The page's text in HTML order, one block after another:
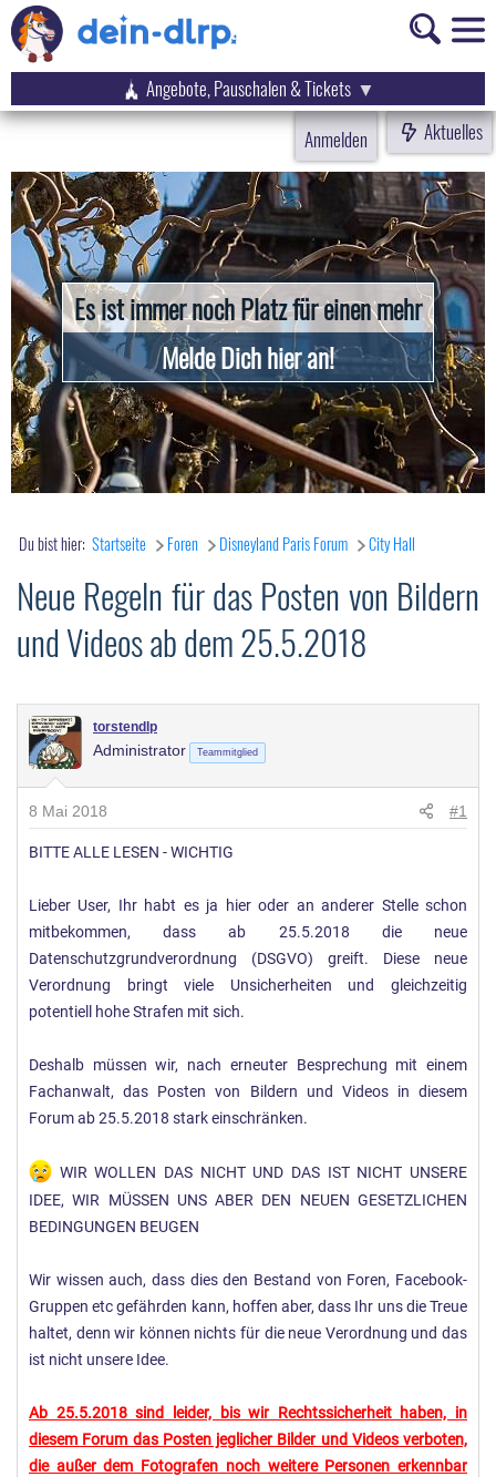
Angebote, Pauschalen & Tickets
Anmelden
Aktuelles
Es ist immer noch Platz für einen mehr
Melde Dich hier an!
Du bist hier: Startseite Foren Disneyland Paris Forum City Hall
Neue Regeln für das Posten von Bildern
und Videos ab dem 25.5.2018
torstendlp
Administrator Teammitglied
8 Mai 2018 #1
BITTE ALLE LESEN - WICHTIG
Lieber User, Ihr habt es ja hier oder an anderer Stelle schon
mitbekommen, dass ab 25.5.2018 die neue
Datenschutzgrundverordnung (DSGVO) greift. Diese neue
Verordnung bringt viele Unsicherheiten und gleichzeitig
potentiell hohe Strafen mit sich.
Deshalb müssen wir, nach erneuter Besprechung mit einem
Fachanwalt, das Posten von Bildern und Videos in diesem
Forum ab 25.5.2018 stark einschränken.
WIR WOLLEN DAS NICHT UND DAS IST NICHT UNSERE
IDEE, WIR MÜSSEN UNS ABER DEN NEUEN GESETZLICHEN
BEDINGUNGEN BEUGEN
Wir wissen auch, dass dies den Bestand von Foren, Facebook-
Gruppen etc gefährden kann, hoffen aber, dass Ihr uns die Treue
haltet, denn wir können nichts für die neue Verordnung und das
ist nicht unsere Idee.
Ab 25.5.2018 sind leider, bis wir Rechtssicherheit haben, in
diesem Forum das Posten jeglicher Bilder und Videos verboten,
die außer dem Fotografen noch weitere Personen erkennbar